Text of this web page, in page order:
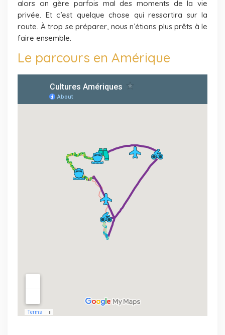
alors on gère parfois mal des moments de la vie
privée. Et c’est quelque chose qui ressortira sur la
route. À trop se préparer, nous n’étions plus prêts à le
faire ensemble.
Le parcours en Amérique